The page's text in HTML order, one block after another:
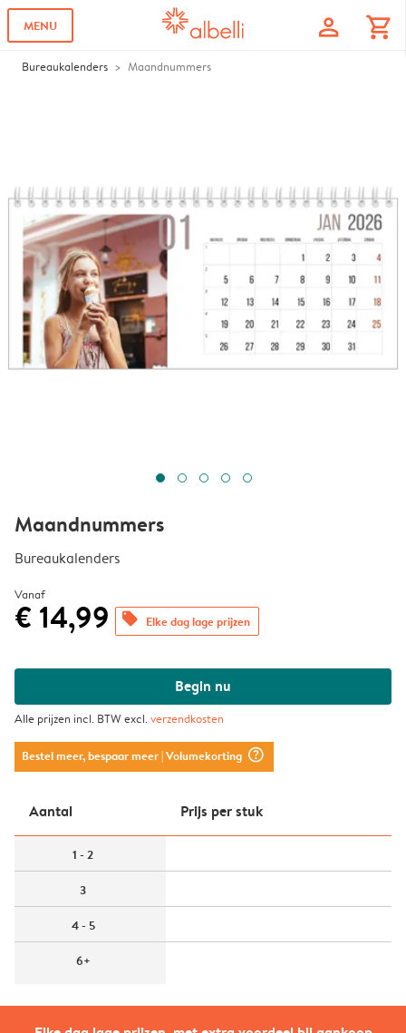
MENU profile shopping_cart
Bureaukalenders Maandnummers
Maandnummers
Bureaukalenders
Vanaf
€ 14,99 offers Elke dag lage prijzen
Begin nu
Alle prijzen incl. BTW excl.verzendkosten
Bestel meer, bespaar meer| Volumekorting question_mark_circle
Aantal Prijs per stuk
1 - 2
3
4 - 5
6+